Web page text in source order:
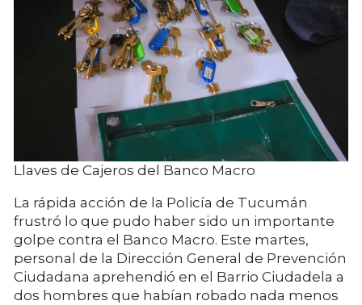
Llaves de Cajeros del Banco Macro
La rápida acción de la Policía de Tucumán
frustró lo que pudo haber sido un importante
golpe contra el Banco Macro. Este martes,
personal de la Dirección General de Prevención
Ciudadana aprehendió en el Barrio Ciudadela a
dos hombres que habían robado nada menos